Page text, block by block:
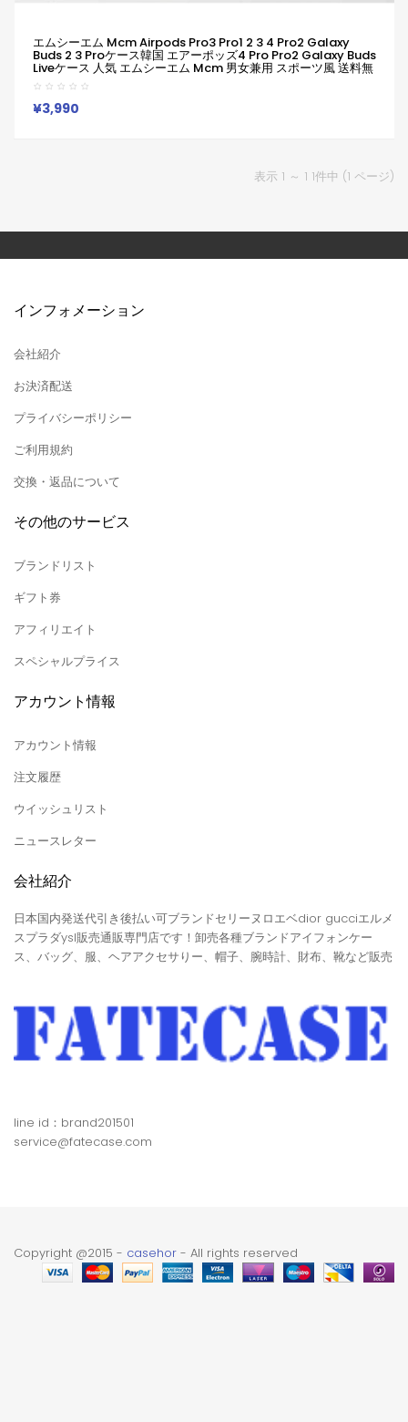
エムシーエム Mcm Airpods Pro3 Pro1 2 3 4 Pro2 Galaxy
Buds 2 3 Proケース韓国 エアーポッズ4 Pro Pro2 Galaxy Buds
Liveケース 人気 エムシーエム Mcm 男女兼用 スポーツ風 送料無
料 激安 ファッション エムシーエム Mcm ブランドairpods4
3/2/1 Pro2 Galaxy Buds 3 Pro 2ケースメンズ レデイーズ
¥3,990
表示 1 ～ 1 1件中 (1 ページ)
インフォメーション
会社紹介
お決済配送
プライバシーポリシー
ご利用規約
交換・返品について
その他のサービス
ブランドリスト
ギフト券
アフィリエイト
スペシャルプライス
アカウント情報
アカウント情報
注文履歴
ウイッシュリスト
ニュースレター
会社紹介
日本国内発送代引き後払い可ブランドセリーヌロエベdior gucciエルメ
スプラダysl販売通販専門店です！卸売各種ブランドアイフォンケー
ス、バッグ、服、ヘアアクセサりー、帽子、腕時計、財布、靴など販売
line id：brand201501
service@fatecase.com
Copyright @2015 - casehor - All rights reserved